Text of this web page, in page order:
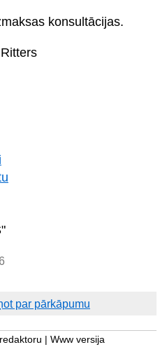
konsultācijas.
par pārkāpumu
Www versija